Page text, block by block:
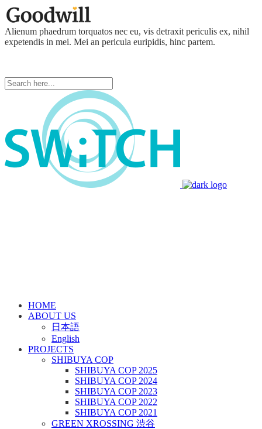
Alienum phaedrum torquatos nec eu, vis detraxit periculis ex, nihil
expetendis in mei. Mei an pericula euripidis, hinc partem.
HOME
ABOUT US
日本語
English
PROJECTS
SHIBUYA COP
SHIBUYA COP 2025
SHIBUYA COP 2024
SHIBUYA COP 2023
SHIBUYA COP 2022
SHIBUYA COP 2021
GREEN XROSSING 渋谷